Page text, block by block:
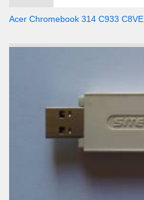
Acer Chromebook 314 C933 C8VE